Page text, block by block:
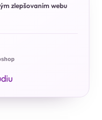
zlepšovaním webu